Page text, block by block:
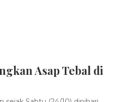
Asap Tebal di